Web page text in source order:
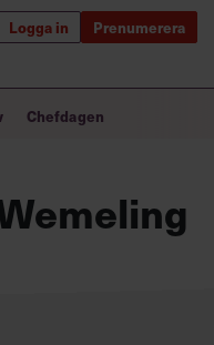
Logga in Prenumerera
världen
Chefdagen